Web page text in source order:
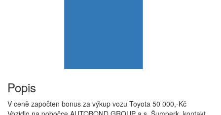
Popis
V ceně započten bonus za výkup vozu Toyota 50 000,-Kč